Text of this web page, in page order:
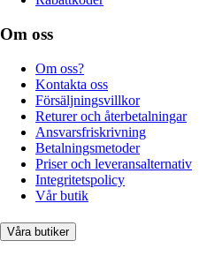
Om oss
Om oss?
Kontakta oss
Försäljningsvillkor
Returer och återbetalningar
Ansvarsfriskrivning
Betalningsmetoder
Priser och leveransalternativ
Integritetspolicy
Vår butik
Våra butiker